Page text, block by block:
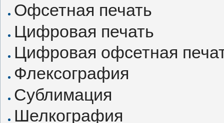
Офсетная печать
Цифровая печать
Цифровая офсетная
Флексография
Сублимация
Шелкография